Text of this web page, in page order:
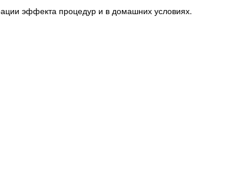
эффекта процедур и в домашних условиях.